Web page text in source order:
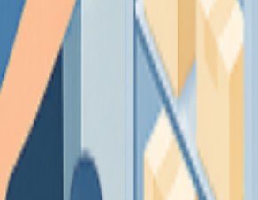
decisiones con datos claros y en tiempo real.
al día con la normativa actual.